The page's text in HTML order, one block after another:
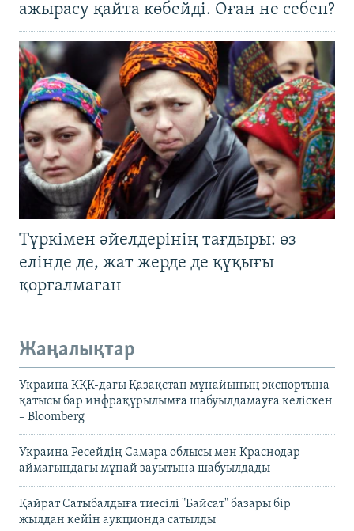
ажырасу қайта көбейді. Оған не себеп?
Түркімен әйелдерінің тағдыры: өз
елінде де, жат жерде де құқығы
қорғалмаған
Жаңалықтар
Украина КҚК-дағы Қазақстан мұнайының экспортына
қатысы бар инфрақұрылымға шабуылдамауға келіскен
– Bloomberg
Украина Ресейдің Самара облысы мен Краснодар
аймағындағы мұнай зауытына шабуылдады
Қайрат Сатыбалдыға тиесілі "Байсат" базары бір
жылдан кейін аукционда сатылды